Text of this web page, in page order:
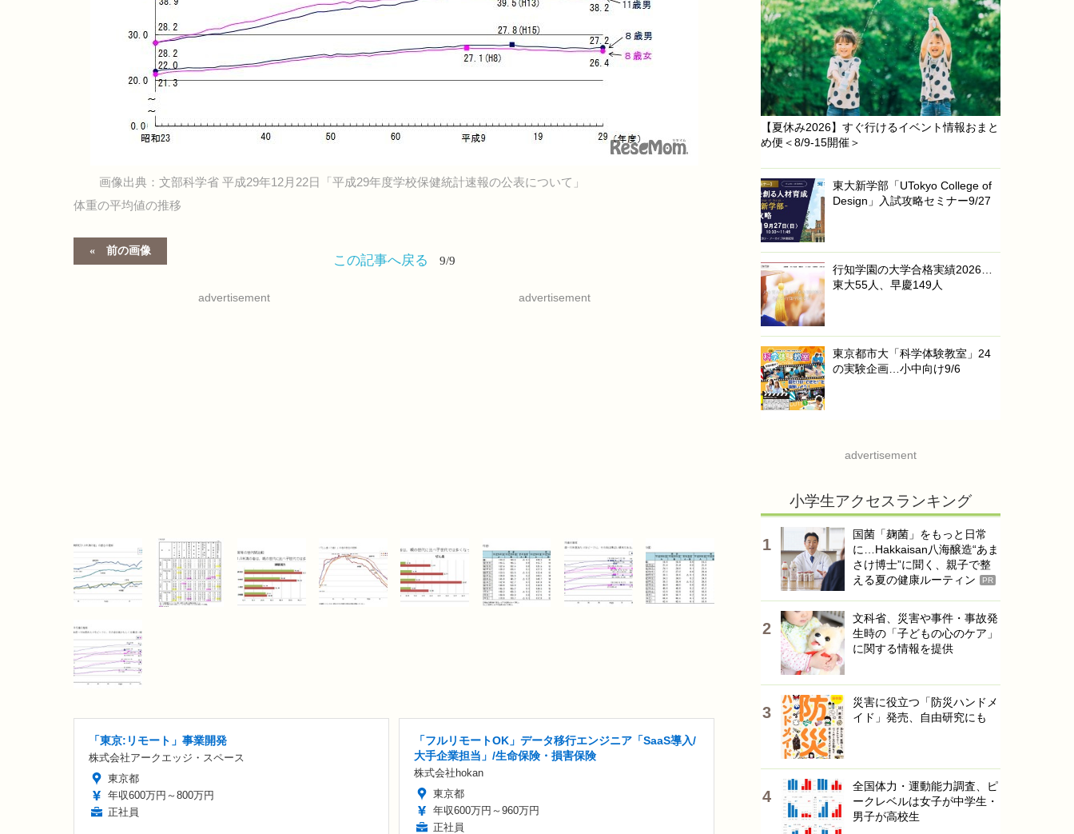
画像出典：文部科学省 平成29年12月22日「平成29年度学校保健統計速報の公表について」
体重の平均値の推移
前の画像
この記事へ戻る 9/9
advertisement advertisement
「東京:リモート」事業開発
株式会社アークエッジ・スペース
東京都
年収600万円～800万円
正社員
「フルリモートOK」データ移行エンジニア「SaaS導入/
大手企業担当」/生命保険・損害保険
株式会社hokan
東京都
年収600万円～960万円
正社員
【夏休み2026】すぐ行けるイベント情報おまと
め便＜8/9-15開催＞
東大新学部「UTokyo College of
Design」入試攻略セミナー9/27
行知学園の大学合格実績2026…
東大55人、早慶149人
東京都市大「科学体験教室」24
の実験企画…小中向け9/6
advertisement
小学生アクセスランキング
国菌「麹菌」をもっと日常
に…Hakkaisan八海醸造“あま
さけ博士”に聞く、親子で整
える夏の健康ルーティン
PR
文科省、災害や事件・事故発
生時の「子どもの心のケア」
に関する情報を提供
災害に役立つ「防災ハンドメ
イド」発売、自由研究にも
全国体力・運動能力調査、ピ
ークレベルは女子が中学生・
男子が高校生